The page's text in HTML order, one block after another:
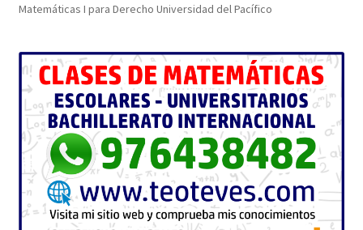
Tienda de Matemáticas 100% GRATIS
Matemáticas I para Derecho Universidad del Pacífico